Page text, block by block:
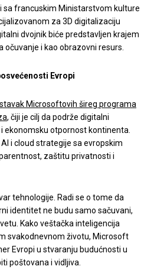
sa francuskim Ministarstvom kulture
za 3D digitalizaciju
dvojnik biće predstavljen krajem
očuvanje i kao obrazovni resurs.
Evropi
Microsoftovih šireg programa
, čiji je cilj da podrže digitalni
ekonomsku otpornost kontinenta.
i cloud strategije sa evropskim
zaštitu privatnosti i
tehnologije. Radi se o tome da
identitet ne budu samo sačuvani,
Kako veštačka inteligencija
svakodnevnom životu, Microsoft
Evropi u stvaranju budućnosti u
poštovana i vidljiva.